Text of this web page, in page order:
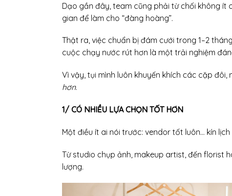
Dạo gần đây, team cũng phải từ chối không ít
gian để làm cho “đàng hoàng”.
Thật ra, việc chuẩn bị đám cưới trong 1–2
cuộc chạy nước rút hơn là một trải nghiệm
Vì vậy, tụi mình luôn khuyến khích các cặp
hơn.
1/ CÓ NHIỀU LỰA CHỌN TỐT HƠN
Một điều ít ai nói trước: vendor tốt luôn… kín lịch
Từ studio chụp ảnh, makeup artist, đến florist
lượng.